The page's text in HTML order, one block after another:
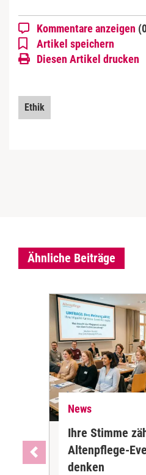
Kommentare anzeigen
Artikel speichern
Diesen Artikel drucken
Ethik
Ähnliche Beiträge
News
Ihre Stimme
Altenpflege-
denken